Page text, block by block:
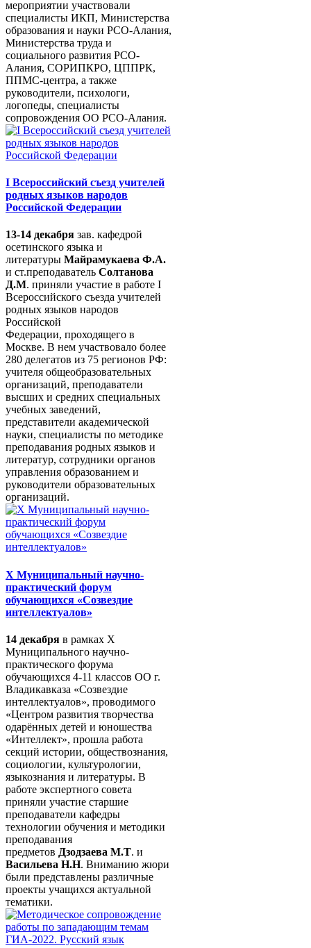
мероприятии участвовали
специалисты ИКП, Министерства
образования и науки РСО-Алания,
Министерства труда и
социального развития РСО-
Алания, СОРИПКРО, ЦППРК,
ППМС-центра, а также
руководители, психологи,
логопеды, специалисты
сопровождения ОО РСО-Алания.
I Всероссийский съезд учителей
родных языков народов
Российской Федерации
13-14 декабря зав. кафедрой
осетинского языка и
литературы Майрамукаева Ф.А.
и ст.преподаватель Солтанова
Д.М. приняли участие в работе I
Всероссийского съезда учителей
родных языков народов
Российской
Федерации, проходящего в
Москве. В нем участвовало более
280 делегатов из 75 регионов РФ:
учителя общеобразовательных
организаций, преподаватели
высших и средних специальных
учебных заведений,
представители академической
науки, специалисты по методике
преподавания родных языков и
литератур, сотрудники органов
управления образованием и
руководители образовательных
организаций.
X Муниципальный научно-
практический форум
обучающихся «Созвездие
интеллектуалов»
14 декабря в рамках X
Муниципального научно-
практического форума
обучающихся 4-11 классов ОО г.
Владикавказа «Созвездие
интеллектуалов», проводимого
«Центром развития творчества
одарённых детей и юношества
«Интеллект», прошла работа
секций истории, обществознания,
социологии, культурологии,
языкознания и литературы. В
работе экспертного совета
приняли участие старшие
преподаватели кафедры
технологии обучения и методики
преподавания
предметов Дзодзаева М.Т. и
Васильева Н.Н. Вниманию жюри
были представлены различные
проекты учащихся актуальной
тематики.